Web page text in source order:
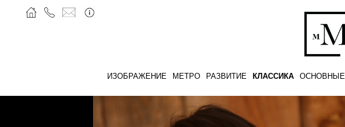
ИЗОБРАЖЕНИЕ МЕТРО РАЗВИТИЕ КЛАССИКА ОСНОВНЫЕ